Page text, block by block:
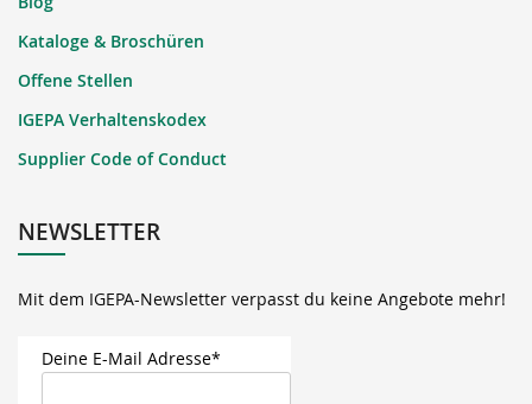
Kataloge & Broschüren
Offene Stellen
IGEPA Verhaltenskodex
Supplier Code of Conduct
NEWSLETTER
Mit dem IGEPA-Newsletter verpasst du keine Angebote mehr!
Deine E-Mail Adresse*